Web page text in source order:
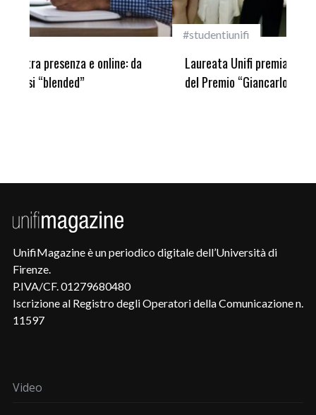
#studentiunifi
Laureata Unifi premiata nella settima edizione
del Premio “Giancarlo Guasti”
UnifiMagazine è un periodico digitale dell’Università di
Firenze.
P.IVA/CF. 01279680480
Iscrizione al Registro degli Operatori della Comunicazione n.
11597
Video